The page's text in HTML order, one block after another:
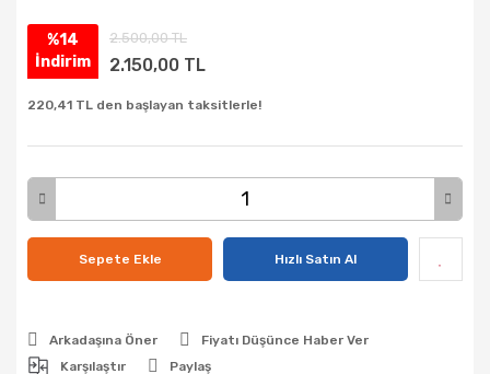
%14
İndirim
2.500,00 TL
2.150,00 TL
220,41 TL den başlayan taksitlerle!
Sepete Ekle Hızlı Satın Al
Arkadaşına Öner
Fiyatı Düşünce Haber Ver
Karşılaştır
Paylaş